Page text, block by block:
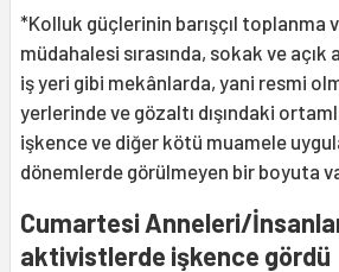
*Kolluk güçlerinin barışçıl toplanma
müdahalesi sırasında, sokak ve açık
iş yeri gibi mekânlarda, yani resmi
yerlerinde ve gözaltı dışındaki
işkence ve diğer kötü muamele
dönemlerde görülmeyen bir boyuta
Cumartesi Anneleri/
aktivistlerde işkence gördü